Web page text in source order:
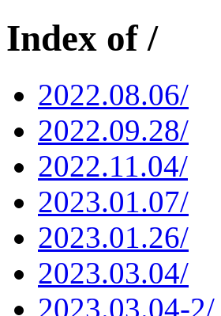
Index of /
2022.08.06/
2022.09.28/
2022.11.04/
2023.01.07/
2023.01.26/
2023.03.04/
2023.03.04-2/